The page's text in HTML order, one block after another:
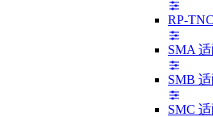
RP-
SMA
SMB
SMC